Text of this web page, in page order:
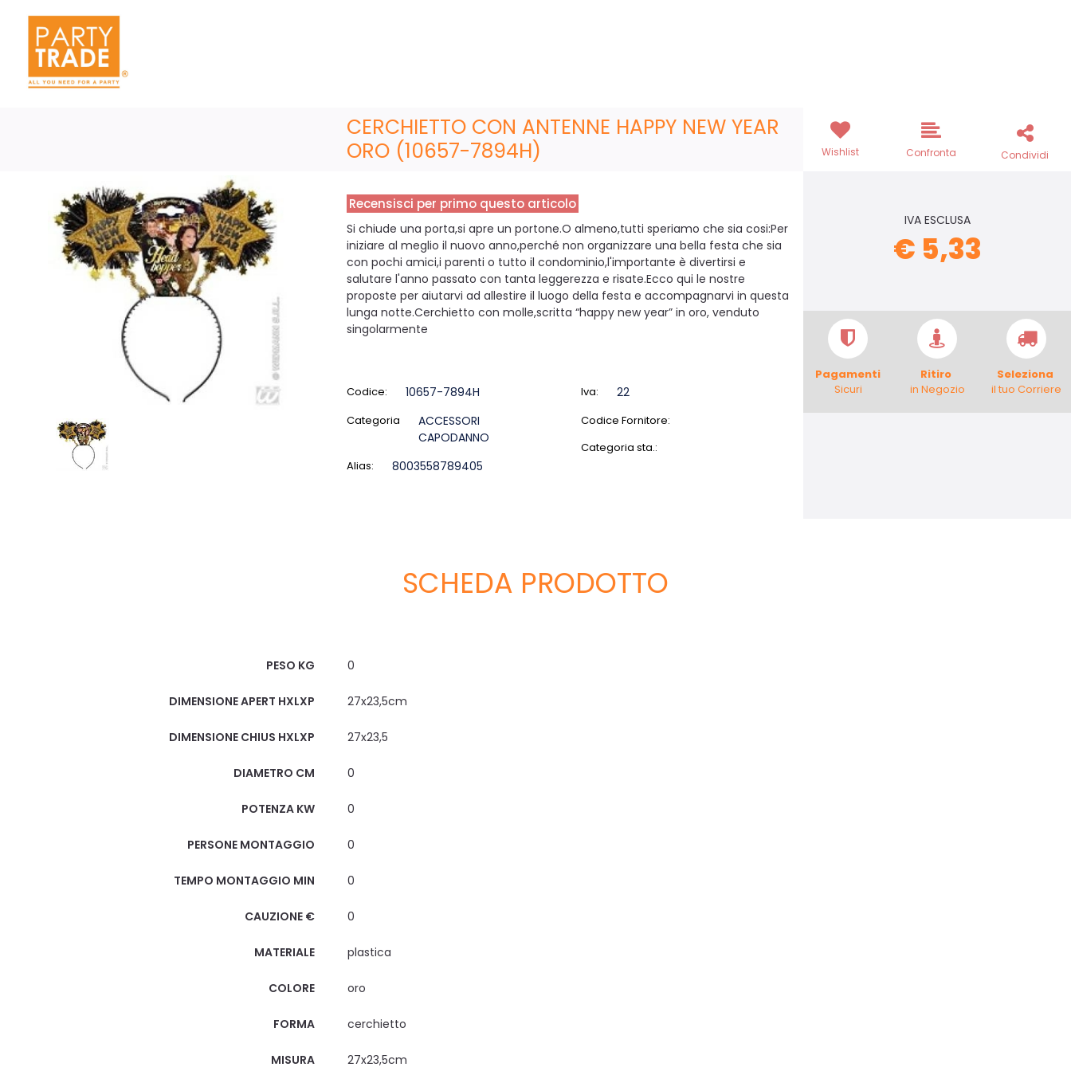
CERCHIETTO CON ANTENNE HAPPY NEW YEAR
ORO (10657-7894H)
Recensisci per primo questo articolo
Si chiude una porta,si apre un portone.O almeno,tutti speriamo che sia cosi:Per
iniziare al meglio il nuovo anno,perché non organizzare una bella festa che sia
con pochi amici,i parenti o tutto il condominio,l'importante è divertirsi e
salutare l'anno passato con tanta leggerezza e risate.Ecco qui le nostre
proposte per aiutarvi ad allestire il luogo della festa e accompagnarvi in questa
lunga notte.Cerchietto con molle,scritta “happy new year” in oro, venduto
singolarmente
Codice: 10657-7894H
Categoria
ACCESSORI
CAPODANNO
Alias: 8003558789405
Iva: 22
Codice Fornitore:
Categoria sta.:
Wishlist Confronta Condividi
IVA ESCLUSA
€ 5,33
Pagamenti
Sicuri
Ritiro
in Negozio
Seleziona
il tuo Corriere
SCHEDA PRODOTTO
PESO KG 0
DIMENSIONE APERT HXLXP 27x23,5cm
DIMENSIONE CHIUS HXLXP 27x23,5
DIAMETRO CM 0
POTENZA KW 0
PERSONE MONTAGGIO 0
TEMPO MONTAGGIO MIN 0
CAUZIONE € 0
MATERIALE plastica
COLORE oro
FORMA cerchietto
MISURA 27x23,5cm